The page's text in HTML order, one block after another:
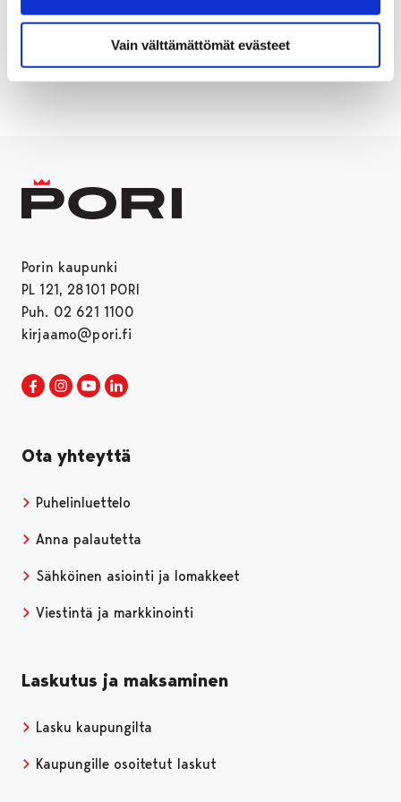
Vain välttämättömät evästeet
Porin kaupunki
PL 121, 28101 PORI
Puh. 02 621 1100
kirjaamo@pori.fi
Porin kaupunki Facebookissa
Avautuu uudessa välilehdessä
Porin kaupunki Instagramissa
Avautuu uudessa välilehdessä
Porin kaupunki Youtubessa
Avautuu uudessa välilehdessä
Ota yhteyttä
Puhelinluettelo
Anna palautetta
Sähköinen asiointi ja lomakkeet
Viestintä ja markkinointi
Laskutus ja maksaminen
Lasku kaupungilta
Kaupungille osoitetut laskut